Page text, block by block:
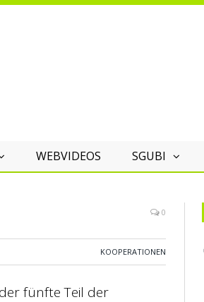
WEBVIDEOS SGUBI
0
KOOPERATIONEN
fünfte Teil der